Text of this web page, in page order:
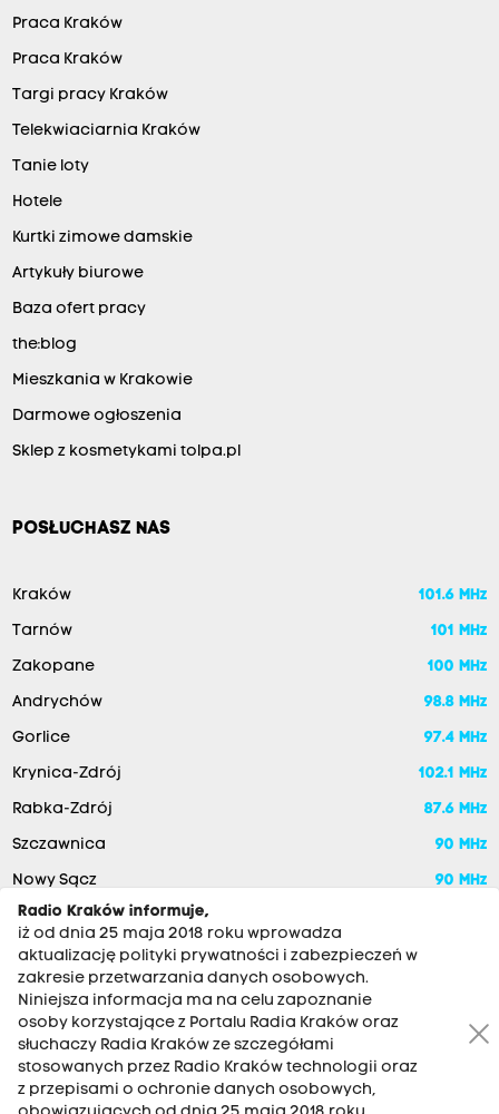
Praca Kraków
Praca Kraków
Targi pracy Kraków
Telekwiaciarnia Kraków
Tanie loty
Hotele
Kurtki zimowe damskie
Artykuły biurowe
Baza ofert pracy
the:blog
Mieszkania w Krakowie
Darmowe ogłoszenia
Sklep z kosmetykami tolpa.pl
POSŁUCHASZ NAS
Kraków 101.6 MHz
Tarnów 101 MHz
Zakopane 100 MHz
Andrychów 98.8 MHz
Gorlice 97.4 MHz
Krynica-Zdrój 102.1 MHz
Rabka-Zdrój 87.6 MHz
Szczawnica 90 MHz
Nowy Sącz 90 MHz
RADIO KRAKÓW SA. Aleja Juliusza Słowackiego 22, 30-007
Kraków
Radio Kraków informuje,
iż od dnia 25 maja 2018 roku wprowadza
aktualizację polityki prywatności i zabezpieczeń w
zakresie przetwarzania danych osobowych.
Niniejsza informacja ma na celu zapoznanie
osoby korzystające z Portalu Radia Kraków oraz
słuchaczy Radia Kraków ze szczegółami
stosowanych przez Radio Kraków technologii oraz
z przepisami o ochronie danych osobowych,